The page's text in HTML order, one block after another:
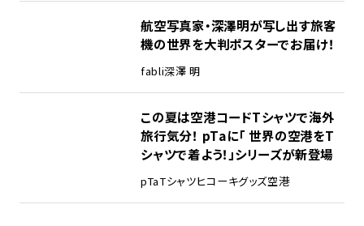
航空写真家・深澤明が写し出す旅客
機の世界を大判ポスターでお届け！
fabli深澤 明
この夏は空港コードTシャツで海外
旅行気分！ pTaに「 世界の空港をT
シャツで着よう！」シリーズが新登場
pTaTシャツヒコーキグッズ空港